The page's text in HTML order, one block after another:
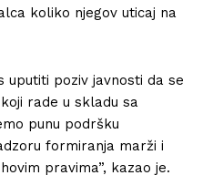
koliko njegov uticaj na
uputiti poziv javnosti da se
rade u skladu sa
punu podršku
formiranja marži i
pravima”, kazao je.